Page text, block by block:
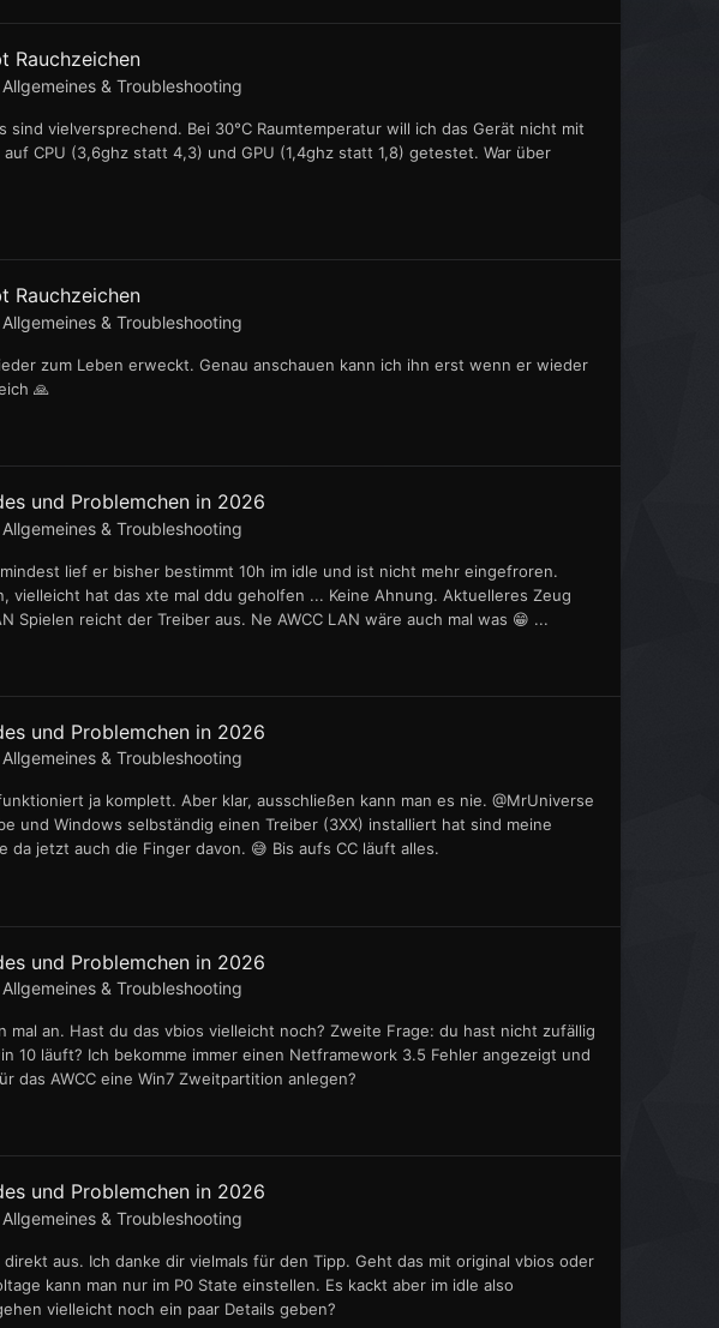
Rauchzeichen
Allgemeines & Troubleshooting
vielversprechend. Bei 30°C Raumtemperatur will ich das Gerät nicht mit
CPU (3,6ghz statt 4,3) und GPU (1,4ghz statt 1,8) getestet. War über
Rauchzeichen
Allgemeines & Troubleshooting
zum Leben erweckt. Genau anschauen kann ich ihn erst wenn er wieder
🙏
und Problemchen in 2026
Allgemeines & Troubleshooting
lief er bisher bestimmt 10h im idle und ist nicht mehr eingefroren.
vielleicht hat das xte mal ddu geholfen ... Keine Ahnung. Aktuelleres Zeug
Spielen reicht der Treiber aus. Ne AWCC LAN wäre auch mal was 😁 ...
und Problemchen in 2026
Allgemeines & Troubleshooting
ja komplett. Aber klar, ausschließen kann man es nie. @MrUniverse
und Windows selbständig einen Treiber (3XX) installiert hat sind meine
jetzt auch die Finger davon. 😅 Bis aufs CC läuft alles.
und Problemchen in 2026
Allgemeines & Troubleshooting
mal an. Hast du das vbios vielleicht noch? Zweite Frage: du hast nicht zufällig
10 läuft? Ich bekomme immer einen Netframework 3.5 Fehler angezeigt und
das AWCC eine Win7 Zweitpartition anlegen?
und Problemchen in 2026
Allgemeines & Troubleshooting
aus. Ich danke dir vielmals für den Tipp. Geht das mit original vbios oder
kann man nur im P0 State einstellen. Es kackt aber im idle also
vielleicht noch ein paar Details geben?